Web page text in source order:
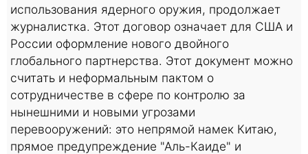
использования ядерного оружия, продолжает
журналистка. Этот договор означает для США и
России оформление нового двойного
глобального партнерства. Этот документ можно
считать и неформальным пактом о
сотрудничестве в сфере по контролю за
нынешними и новыми угрозами
перевооружений: это непрямой намек Китаю,
прямое предупреждение "Аль-Каиде" и